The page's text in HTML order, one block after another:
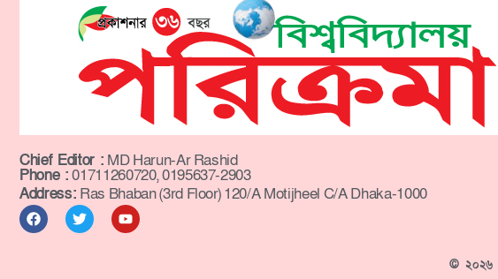
Chief Editor : MD Harun-Ar Rashid
Phone :01711260720, 0195637-2903
Address: Ras Bhaban (3rd Floor) 120/A Motijheel C/A Dhaka-1000
© ২০২৬ |